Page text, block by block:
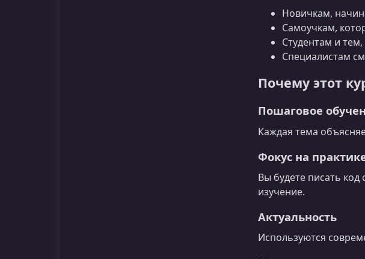
Новичкам,
Самоучкам,
Студентам и
Специалистам
Почему этот
Пошаговое
Каждая тема
Фокус на
Вы будете писать
изучение.
Актуальность
Используются